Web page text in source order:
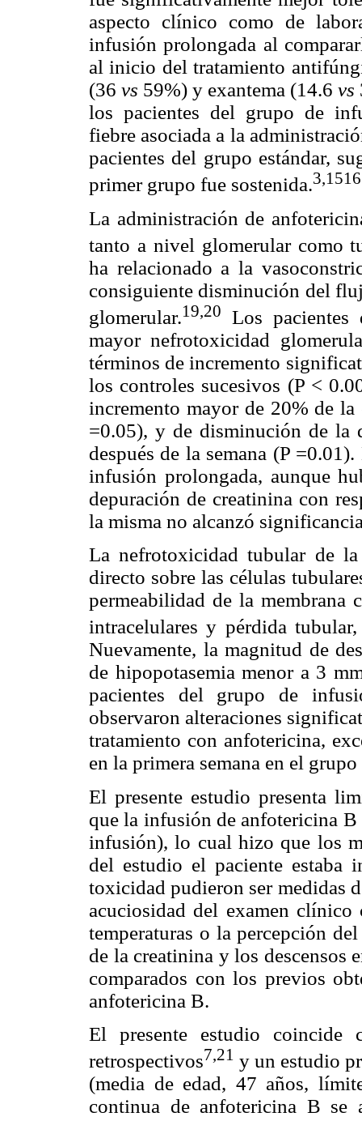
aspecto clínico como de
infusión prolongada al
al inicio del tratamiento
(36vs 59%) y exantema (14.6vs
los pacientes del grupo de
fiebre asociada a la
pacientes del grupo estándar,
primer grupo fue sostenida.3,1516
La administración de
tanto a nivel glomerular como
ha relacionado a la
consiguiente disminución del
glomerular.19,20
Los pacientes
mayor nefrotoxicidad
términos de incremento
los controles sucesivos (P <
incremento mayor de 20% de
=0.05), y de disminución de la
después de la semana (P
infusión prolongada, aunque
depuración de creatinina con
la misma no alcanzó
La nefrotoxicidad tubular de
directo sobre las células
permeabilidad de la membrana
intracelulares y pérdida
Nuevamente, la magnitud de
de hipopotasemia menor a 3
pacientes del grupo de
observaron alteraciones
tratamiento con anfotericina,
en la primera semana en el
El presente estudio presenta
que la infusión de anfotericina
infusión), lo cual hizo que los
del estudio el paciente estaba
toxicidad pudieron ser medidas
acuciosidad del examen
temperaturas o la percepción
de la creatinina y los descensos
comparados con los previos
anfotericina B.
El presente estudio coincide
retrospectivos7,21 y un estudio
(media de edad, 47 años,
continua de anfotericina B se